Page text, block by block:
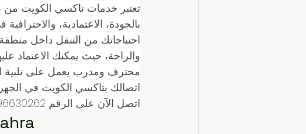
تعتبر خدمات تاكسي الكويت
بالجودة، الاعتمادية،
احتياجاتك من التنقل داخل
والراحة، حيث يمكنك الاعتماد
محترف ومدرب يعمل على تلبية
اتصالك بتاكسي الكويت في
اتصل الآن على الرقم 96630262 للحجز والاستفسار.H2 Title: